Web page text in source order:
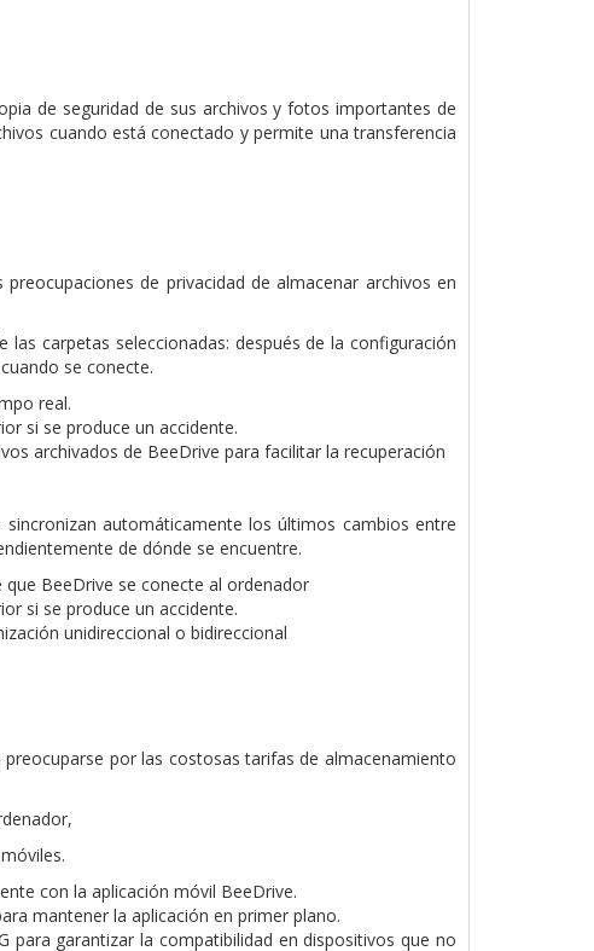
de seguridad de sus archivos y fotos importantes de
cuando está conectado y permite una transferencia
de privacidad de almacenar archivos en
carpetas seleccionadas: después de la configuración
se conecte.
real.
si se produce un accidente.
archivados de BeeDrive para facilitar la recuperación
automáticamente los últimos cambios entre
de dónde se encuentre.
BeeDrive se conecte al ordenador
si se produce un accidente.
unidireccional o bidireccional
por las costosas tarifas de almacenamiento
con la aplicación móvil BeeDrive.
mantener la aplicación en primer plano.
para garantizar la compatibilidad en dispositivos que no